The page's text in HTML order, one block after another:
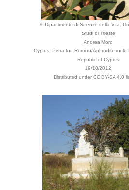
© Dipartimento di Scienze della Vita,
Studi di Trieste
Andrea Moro
Cyprus, Petra tou Romiou/Aphrodite rock,
Republic of Cyprus
19/10/2012
Distributed under CC BY-SA 4.0